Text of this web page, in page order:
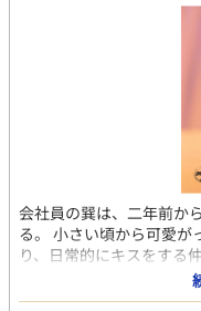
会社員の巽は、二年前か
る。 小さい頃から可愛が
り、日常的にキスをする
の距離だと思っていた。
感動してつい飲みすぎて